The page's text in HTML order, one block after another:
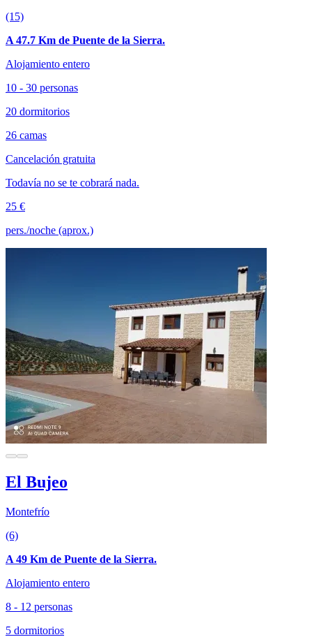
(15)
A 47.7 Km de Puente de la Sierra.
Alojamiento entero
10 - 30 personas
20 dormitorios
26 camas
Cancelación gratuita
Todavía no se te cobrará nada.
25 €
pers./noche (aprox.)
El Bujeo
Montefrío
(6)
A 49 Km de Puente de la Sierra.
Alojamiento entero
8 - 12 personas
5 dormitorios